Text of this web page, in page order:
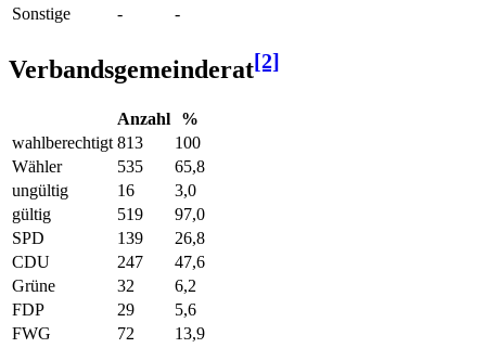
Sonstige
- -
Verbandsgemeinderat[2]
Anzahl
%
wahlberechtigt 813
100
Wähler
535
65,8
ungültig
16
3,0
gültig
519
97,0
SPD
139
26,8
CDU
247
47,6
Grüne
32
6,2
FDP
29
5,6
FWG
72
13,9